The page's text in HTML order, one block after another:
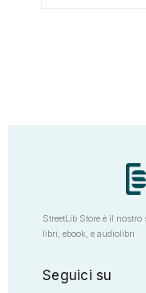
StreetLib Store è il
libri, ebook, e audiolibri
Seguici su